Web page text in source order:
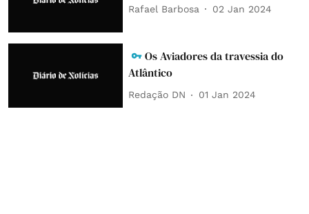
Rafael Barbosa 02 Jan 2024
Os Aviadores da travessia do
Atlântico
Redação DN 01 Jan 2024